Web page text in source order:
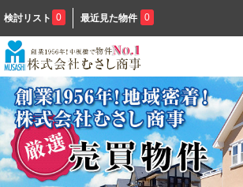
検討リスト 0 最近見た物件 0